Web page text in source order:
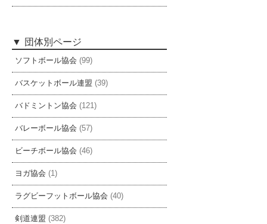
団体別ページ
ソフトボール協会 (99)
バスケットボール連盟 (39)
バドミントン協会 (121)
バレーボール協会 (57)
ビーチボール協会 (46)
ヨガ協会 (1)
ラグビーフットボール協会 (40)
剣道連盟 (382)